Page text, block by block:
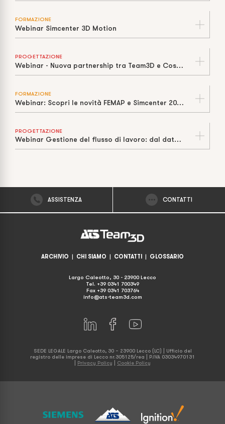
FORMAZIONE
Webinar Simcenter 3D Motion
PROGETTAZIONE
Webinar - Nuova partnership tra Team3D e Cosmos Italia
FORMAZIONE
Webinar: Scopri le novità FEMAP e Simcenter 2021 con Cosmos Italia
PROGETTAZIONE
Webinar Gestione del flusso di lavoro: dal dato CAD all’officina
ASSISTENZA CONTATTI
ARCHIVIO | CHI SIAMO | CONTATTI | GLOSSARIO
Largo Caleotto, 30 - 23900 Lecco
Tel. +39 0341 700349
Fax +39 0341 703764
info@ats-team3d.com
SEDE LEGALE Largo Caleotto, 30 – 23900 Lecco (LC) | Ufficio del
registro delle imprese di Lecco nr.305125/rea | P.IVA 03034970131
Privacy Policy Cookie Policy